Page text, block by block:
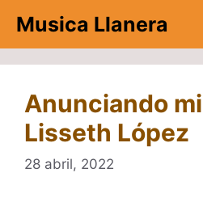
contenido
Musica Llanera
Anunciando
Lisseth López
28 abril, 2022